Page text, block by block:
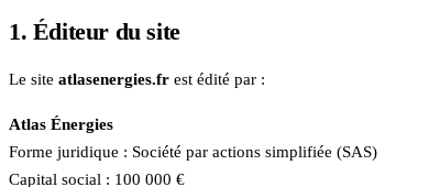
1. Éditeur du site
Le site atlasenergies.fr est édité par :
Atlas Énergies
Forme juridique : Société par actions simplifiée (SAS)
Capital social : 100 000 €